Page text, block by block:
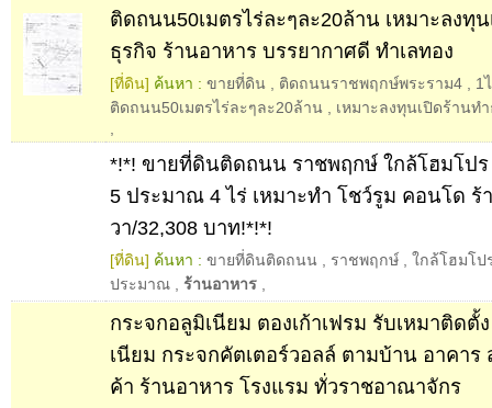
ติดถนน50เมตรไร่ละๆละ20ล้าน เหมาะลงทุ
ธุรกิจ ร้านอาหาร บรรยากาศดี ทำเลทอง
[ที่ดิน] ค้นหา : ขายที่ดิน ติดถนนราชพฤกษ์พระราม4
1
ติดถนน50เมตรไร่ละๆละ20ล้าน
เหมาะลงทุนเปิดร้านท
*!*! ขายที่ดินติดถนน ราชพฤกษ์ ใกล้โฮมโปร
5 ประมาณ 4 ไร่ เหมาะทำ โชว์รูม คอนโด ร้
วา/32,308 บาท!*!*!
[ที่ดิน] ค้นหา : ขายที่ดินติดถนน ราชพฤกษ์
ใกล้โฮมโป
ประมาณ
ร้านอาหาร
กระจกอลูมิเนียม ตองเก้าเฟรม รับเหมาติดตั้
เนียม กระจกคัตเตอร์วอลล์ ตามบ้าน อาคาร
ค้า ร้านอาหาร โรงแรม ทั่วราชอาณาจักร